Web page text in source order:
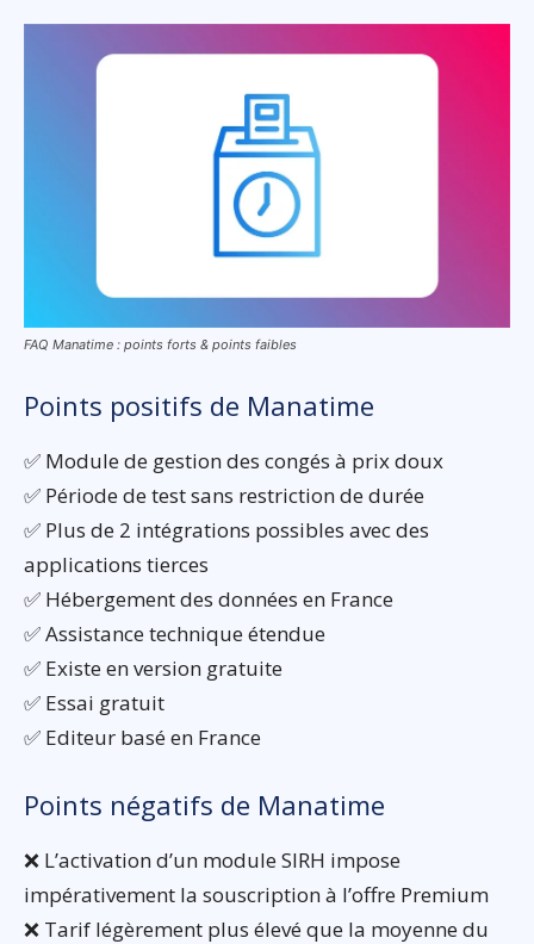
FAQ Manatime : points forts & points faibles
Points positifs de Manatime
✅ Module de gestion des congés à prix doux
✅ Période de test sans restriction de durée
✅ Plus de 2 intégrations possibles avec des
applications tierces
✅ Hébergement des données en France
✅ Assistance technique étendue
✅ Existe en version gratuite
✅ Essai gratuit
✅ Editeur basé en France
Points négatifs de Manatime
❌ L’activation d’un module SIRH impose
impérativement la souscription à l’offre Premium
❌ Tarif légèrement plus élevé que la moyenne du